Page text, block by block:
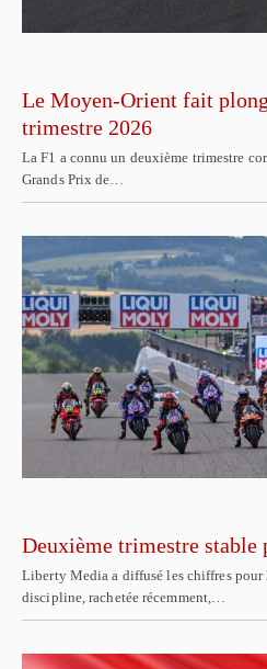
Le Moyen-Orient fait
trimestre 2026
La F1 a connu un deuxième trimestre
Grands Prix de…
Deuxième trimestre stable
Liberty Media a diffusé les chiffres
discipline, rachetée récemment,…